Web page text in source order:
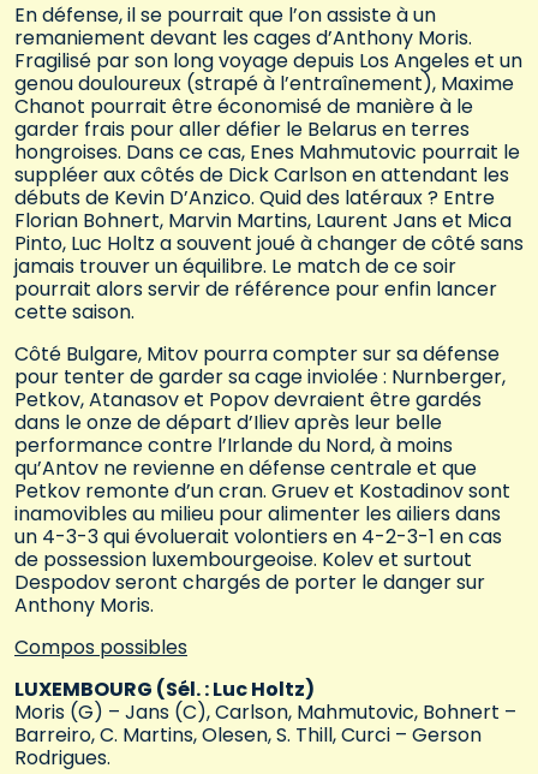
En défense, il se pourrait que l’on assiste à un
remaniement devant les cages d’Anthony Moris.
Fragilisé par son long voyage depuis Los Angeles et un
genou douloureux (strapé à l’entraînement), Maxime
Chanot pourrait être économisé de manière à le
garder frais pour aller défier le Belarus en terres
hongroises. Dans ce cas, Enes Mahmutovic pourrait le
suppléer aux côtés de Dick Carlson en attendant les
débuts de Kevin D’Anzico. Quid des latéraux ? Entre
Florian Bohnert, Marvin Martins, Laurent Jans et Mica
Pinto, Luc Holtz a souvent joué à changer de côté sans
jamais trouver un équilibre. Le match de ce soir
pourrait alors servir de référence pour enfin lancer
cette saison.
Côté Bulgare, Mitov pourra compter sur sa défense
pour tenter de garder sa cage inviolée : Nurnberger,
Petkov, Atanasov et Popov devraient être gardés
dans le onze de départ d’Iliev après leur belle
performance contre l’Irlande du Nord, à moins
qu’Antov ne revienne en défense centrale et que
Petkov remonte d’un cran. Gruev et Kostadinov sont
inamovibles au milieu pour alimenter les ailiers dans
un 4-3-3 qui évoluerait volontiers en 4-2-3-1 en cas
de possession luxembourgeoise. Kolev et surtout
Despodov seront chargés de porter le danger sur
Anthony Moris.
Compos possibles
LUXEMBOURG (Sél. : Luc Holtz)
Moris (G) – Jans (C), Carlson, Mahmutovic, Bohnert –
Barreiro, C. Martins, Olesen, S. Thill, Curci – Gerson
Rodrigues.